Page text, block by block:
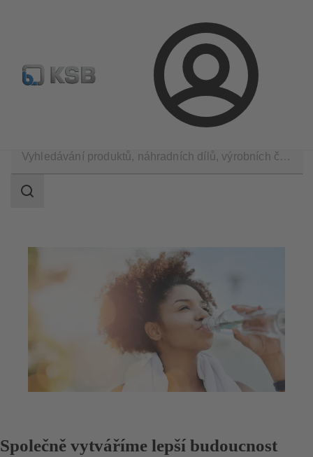
Přihlášení
Najít standardní výrobek BIM a CAD Nástroje pro
vyhledávání
Rozsah
Společně vytváříme lepší budoucnost